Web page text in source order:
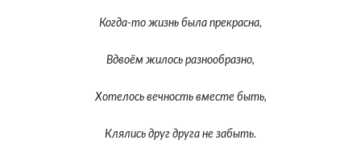
Когда-то жизнь была прекрасна,
Вдвоём жилось разнообразно,
Хотелось вечность вместе быть,
Клялись друг друга не забыть.